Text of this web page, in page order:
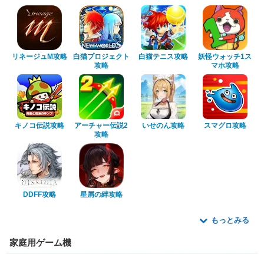
リネージュM攻略
白猫プロジェクト
攻略
白猫テニス攻略
妖怪ウォッチ1ス
マホ攻略
キノコ伝説攻略
アーチャー伝説2
攻略
いせのん攻略 スマグロ攻略
DDFF攻略 星屑の絆攻略
もっとみる
家庭用ゲーム機